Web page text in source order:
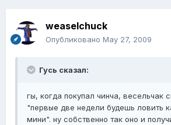
weaselchuck
Опубликовано May 27, 2009
Гусь сказал:
гы, когда покупал чинча, весельчак
"первые две недели будешь ловить
мини". ну собственно так оно и